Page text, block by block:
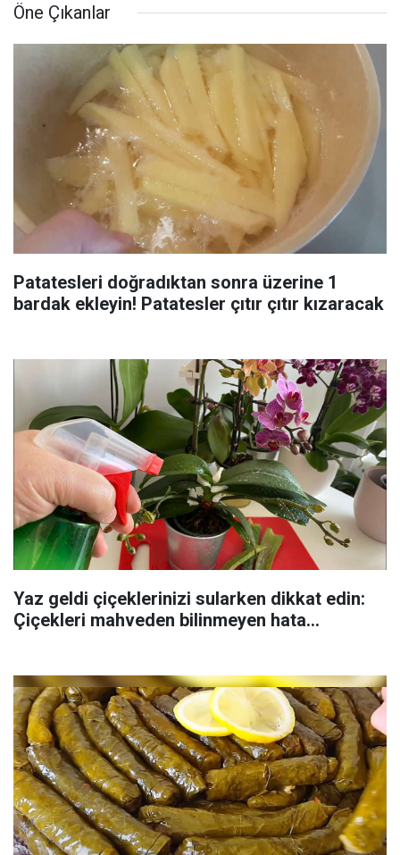
Öne Çıkanlar
Patatesleri doğradıktan sonra üzerine 1
bardak ekleyin! Patatesler çıtır çıtır kızaracak
Yaz geldi çiçeklerinizi sularken dikkat edin:
Çiçekleri mahveden bilinmeyen hata...